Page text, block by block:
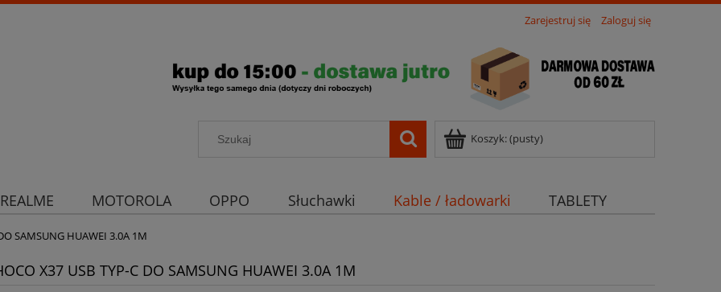
Zarejestruj się Zaloguj się
Koszyk:(pusty)
REALME MOTOROLA OPPO Słuchawki Kable / ładowarki
TABLETY
aparatu Strona główna
SAMSUNG HUAWEI 3.0A 1M
X37 USB TYP-C DO SAMSUNG HUAWEI 3.0A 1M